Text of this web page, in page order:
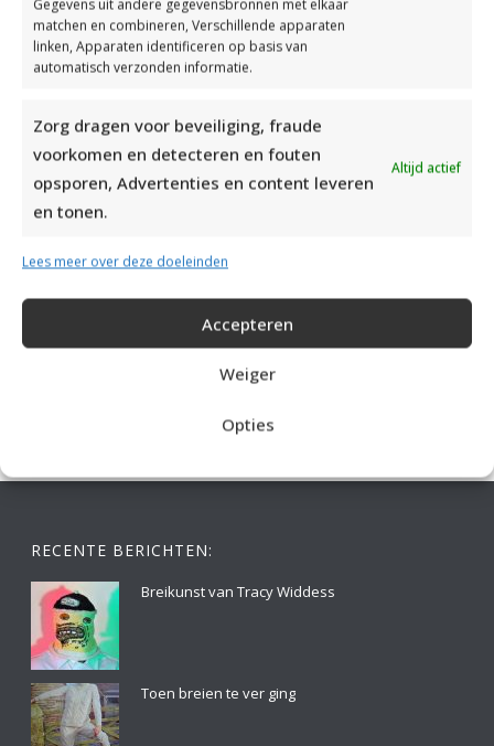
Gegevens uit andere gegevensbronnen met elkaar
matchen en combineren, Verschillende apparaten
linken, Apparaten identificeren op basis van
automatisch verzonden informatie.
Zorg dragen voor beveiliging, fraude
voorkomen en detecteren en fouten
opsporen, Advertenties en content leveren
en tonen.
Altijd actief
Lees meer over deze doeleinden
Accepteren
Weiger
Opties
RECENTE BERICHTEN:
Breikunst van Tracy Widdess
Toen breien te ver ging